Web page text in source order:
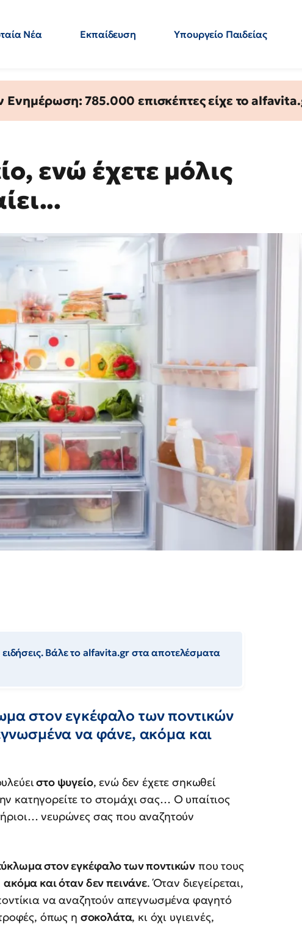
Νέα Εκπαίδευση Υπουργείο Παιδείας
Ενημέρωση: 785.000 επισκέπτες είχε το
ενώ έχετε μόλις
Βάλε το alfavita.gr στα αποτελέσματα
στον εγκέφαλο των ποντικών
να φάνε, ακόμα και
στο ψυγείο, ενώ δεν έχετε σηκωθεί
κατηγορείτε το στομάχι σας… Ο υπαίτιος
νευρώνες σας που αναζητούν
στον εγκέφαλο των ποντικών που τους
ακόμα και όταν δεν πεινάνε. Όταν διεγείρεται,
να αναζητούν απεγνωσμένα φαγητό
όπως η σοκολάτα, κι όχι υγιεινές,